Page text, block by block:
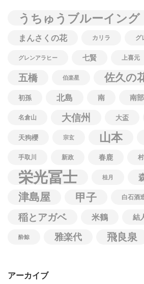
うちゅうブルーイング
まんさくの花 カリラ グ
グレンアラヒー 七賢 上喜元
五橋
伯楽星 佐久の
初孫 北島 南 南
名倉山 大信州 大盃
天狗櫻 宗玄 山本
手取川 新政 春鹿
栄光冨士 桂月
津島屋 甲子 白石酒
稲とアガベ 米鶴 結
酔鯨 雅楽代 飛良泉
アーカイブ